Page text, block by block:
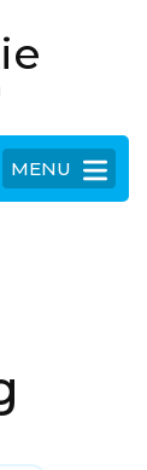
MENU